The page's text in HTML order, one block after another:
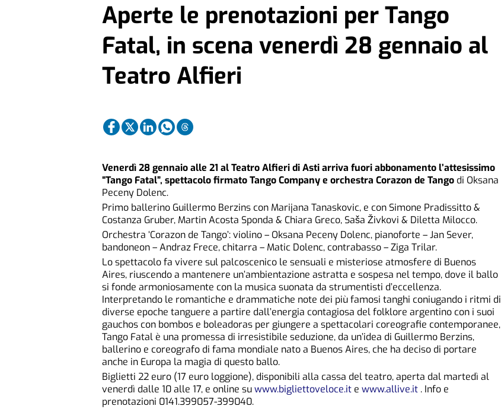
Aperte le prenotazioni per Tango
Fatal, in scena venerdì 28 gennaio al
Teatro Alfieri
Venerdì 28 gennaio alle 21 al Teatro Alfieri di Asti arriva fuori abbonamento l’attesissimo
“Tango Fatal”, spettacolo firmato Tango Company e orchestra Corazon de Tango di Oksana
Peceny Dolenc.
Primo ballerino Guillermo Berzins con Marijana Tanaskovic, e con Simone Pradissitto &
Costanza Gruber, Martin Acosta Sponda & Chiara Greco, Saša Živkovi & Diletta Milocco.
Orchestra ‘Corazon de Tango’: violino – Oksana Peceny Dolenc, pianoforte – Jan Sever,
bandoneon – Andraz Frece, chitarra – Matic Dolenc, contrabasso – Ziga Trilar.
Lo spettacolo fa vivere sul palcoscenico le sensuali e misteriose atmosfere di Buenos
Aires, riuscendo a mantenere un’ambientazione astratta e sospesa nel tempo, dove il ballo
si fonde armoniosamente con la musica suonata da strumentisti d’eccellenza.
Interpretando le romantiche e drammatiche note dei più famosi tanghi coniugando i ritmi di
diverse epoche tanguere a partire dall’energia contagiosa del folklore argentino con i suoi
gauchos con bombos e boleadoras per giungere a spettacolari coreografie contemporanee,
Tango Fatal è una promessa di irresistibile seduzione, da un’idea di Guillermo Berzins,
ballerino e coreografo di fama mondiale nato a Buenos Aires, che ha deciso di portare
anche in Europa la magia di questo ballo.
Biglietti 22 euro (17 euro loggione), disponibili alla cassa del teatro, aperta dal martedì al
venerdì dalle 10 alle 17, e online suwww.bigliettoveloce.it e www.allive.it . Info e
prenotazioni 0141.399057-399040.